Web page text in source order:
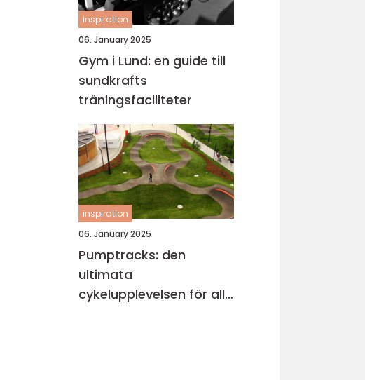
inspiration
06. January 2025
Gym i Lund: en guide till
sundkrafts
träningsfaciliteter
inspiration
06. January 2025
Pumptracks: den
ultimata
cykelupplevelsen för alla